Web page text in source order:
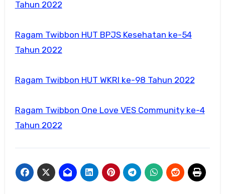
Tahun 2022
Ragam Twibbon HUT BPJS Kesehatan ke-54
Tahun 2022
Ragam Twibbon HUT WKRI ke-98 Tahun 2022
Ragam Twibbon One Love VES Community ke-4
Tahun 2022